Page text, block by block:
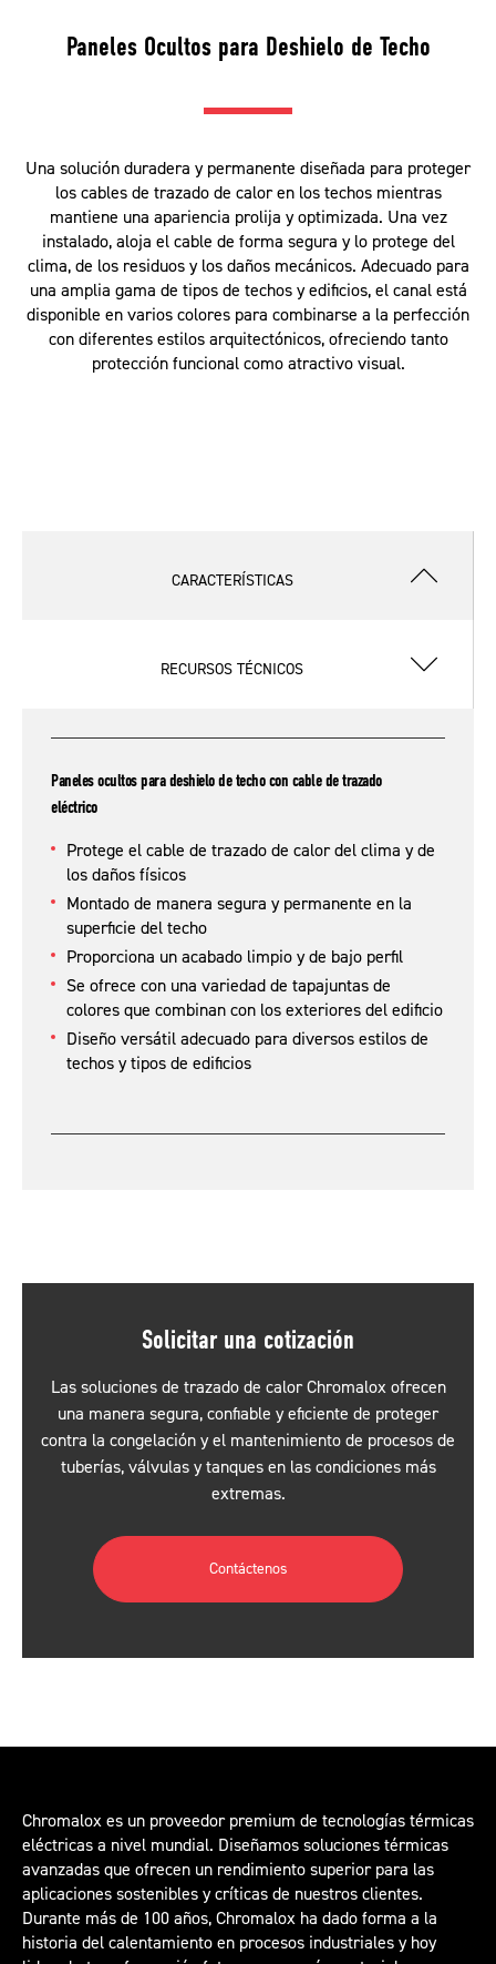
Paneles Ocultos para Deshielo de Techo
Una solución duradera y permanente diseñada para proteger
los cables de trazado de calor en los techos mientras
mantiene una apariencia prolija y optimizada. Una vez
instalado, aloja el cable de forma segura y lo protege del
clima, de los residuos y los daños mecánicos. Adecuado para
una amplia gama de tipos de techos y edificios, el canal está
disponible en varios colores para combinarse a la perfección
con diferentes estilos arquitectónicos, ofreciendo tanto
protección funcional como atractivo visual.
CARACTERÍSTICAS
RECURSOS TÉCNICOS
Paneles ocultos para deshielo de techo con cable de trazado
eléctrico
Protege el cable de trazado de calor del clima y de
los daños físicos
Montado de manera segura y permanente en la
superficie del techo
Proporciona un acabado limpio y de bajo perfil
Se ofrece con una variedad de tapajuntas de
colores que combinan con los exteriores del edificio
Diseño versátil adecuado para diversos estilos de
techos y tipos de edificios
Solicitar una cotización
Las soluciones de trazado de calor Chromalox ofrecen
una manera segura, confiable y eficiente de proteger
contra la congelación y el mantenimiento de procesos de
tuberías, válvulas y tanques en las condiciones más
extremas.
Contáctenos
Chromalox es un proveedor premium de tecnologías térmicas
eléctricas a nivel mundial. Diseñamos soluciones térmicas
avanzadas que ofrecen un rendimiento superior para las
aplicaciones sostenibles y críticas de nuestros clientes.
Durante más de 100 años, Chromalox ha dado forma a la
historia del calentamiento en procesos industriales y hoy